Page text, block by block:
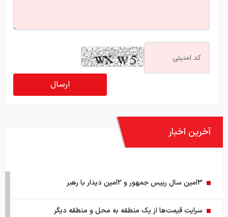
آخرین اخبار
۳امین سال رییس جمهور و ۲امین دیدار با رهبر
سرایت قیمت‌ها از یک منطقه به محل و منطقه دیگر